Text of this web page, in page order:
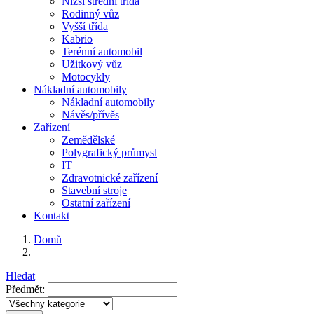
Rodinný vůz
Vyšší třída
Kabrio
Terénní automobil
Užitkový vůz
Motocykly
Nákladní automobily
Nákladní automobily
Návěs/přívěs
Zařízení
Zemědělské
Polygrafický průmysl
IT
Zdravotnické zařízení
Stavební stroje
Ostatní zařízení
Kontakt
Domů
Hledat
Předmět: